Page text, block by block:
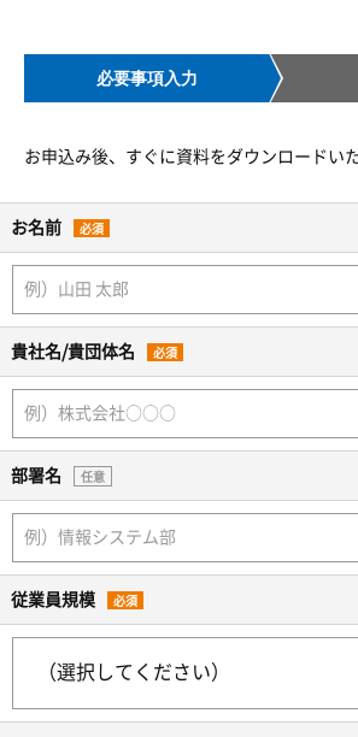
必要事項入力
お申込み後、すぐに資料をダウンロードい
お名前 必須
貴社名/貴団体名 必須
部署名 任意
従業員規模 必須